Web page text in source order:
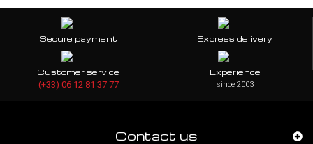
Secure payment Express delivery
Customer service
(+33) 06 12 81 37 77
Experience
since 2003
Contact us